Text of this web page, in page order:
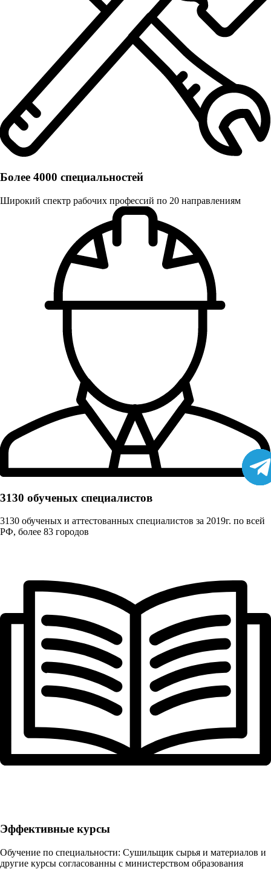
Более 4000 специальностей
Широкий спектр рабочих профессий по 20 направлениям
3130 обученых cпециалистов
3130 обученых и аттестованных специалистов за 2019г. по всей
РФ, более 83 городов
Эффективные курсы
Обучение по специальности: Сушильщик сырья и материалов и
другие курсы согласованны с министерством образования